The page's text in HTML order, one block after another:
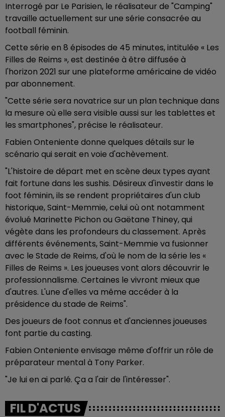
Interrogé par Le Parisien, le réalisateur de "Camping"
travaille actuellement sur une série consacrée au
football féminin.
Cette série en 8 épisodes de 45 minutes, intitulée « Les
Filles de Reims », est destinée à être diffusée à
l'horizon 2021 sur une plateforme américaine de vidéo
par abonnement.
"Cette série sera novatrice sur un plan technique dans
la mesure où elle sera visible aussi sur les tablettes et
les smartphones", précise le réalisateur.
Fabien Onteniente donne quelques détails sur le
scénario qui serait en voie d'achèvement.
"L'histoire de départ met en scène deux types ayant
fait fortune dans les sushis. Désireux d'investir dans le
foot féminin, ils se rendent propriétaires d'un club
historique, Saint-Memmie, celui où ont notamment
évolué Marinette Pichon ou Gaëtane Thiney, qui
végète dans les profondeurs du classement. Après
différents événements, Saint-Memmie va fusionner
avec le Stade de Reims, d'où le nom de la série les «
Filles de Reims ». Les joueuses vont alors découvrir le
professionnalisme. Certaines le vivront mieux que
d'autres. L'une d'elles va même accéder à la
présidence du stade de Reims".
Des joueurs de foot connus et d'anciennes joueuses
font partie du casting.
Fabien Onteniente envisage même d'offrir un rôle de
préparateur mental à Tony Parker.
"Je lui en ai parlé. Ça a l'air de l'intéresser".
FIL D'ACTUS